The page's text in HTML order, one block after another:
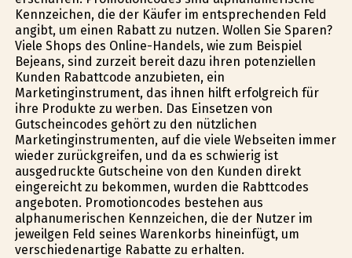
Kennzeichen, die der Käufer im entsprechenden Feld
angibt, um einen Rabatt zu nutzen. Wollen Sie Sparen?
Viele Shops des Online-Handels, wie zum Beispiel
Bejeans, sind zurzeit bereit dazu ihren potenziellen
Kunden Rabattcode anzubieten, ein
Marketinginstrument, das ihnen hilft erfolgreich für
ihre Produkte zu werben. Das Einsetzen von
Gutscheincodes gehört zu den nützlichen
Marketinginstrumenten, auf die viele Webseiten immer
wieder zurückgreifen, und da es schwierig ist
ausgedruckte Gutscheine von den Kunden direkt
eingereicht zu bekommen, wurden die Rabttcodes
angeboten. Promotioncodes bestehen aus
alphanumerischen Kennzeichen, die der Nutzer im
jeweilgen Feld seines Warenkorbs hineinfügt, um
verschiedenartige Rabatte zu erhalten.